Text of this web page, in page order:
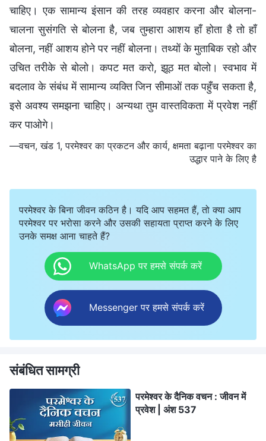
चाहिए। एक सामान्य इंसान की तरह व्यवहार करना और बोलना-
चालना सुसंगति से बोलना है, जब तुम्हारा आशय हाँ होता है तो हाँ
बोलना, नहीं आशय होने पर नहीं बोलना। तथ्यों के मुताबिक रहो और
उचित तरीके से बोलो। कपट मत करो, झूठ मत बोलो। स्वभाव में
बदलाव के संबंध में सामान्य व्यक्ति जिन सीमाओं तक पहुँच सकता है,
इसे अवश्य समझना चाहिए। अन्यथा तुम वास्तविकता में प्रवेश नहीं
कर पाओगे।
—वचन, खंड 1, परमेश्वर का प्रकटन और कार्य, क्षमता बढ़ाना परमेश्वर का
उद्धार पाने के लिए है
परमेश्वर के बिना जीवन कठिन है। यदि आप सहमत हैं, तो क्या आप
परमेश्वर पर भरोसा करने और उसकी सहायता प्राप्त करने के लिए
उनके समक्ष आना चाहते हैं?
WhatsApp पर हमसे संपर्क करें
Messenger पर हमसे संपर्क करें
संबंधित सामग्री
परमेश्वर के दैनिक वचन : जीवन में
प्रवेश | अंश 537